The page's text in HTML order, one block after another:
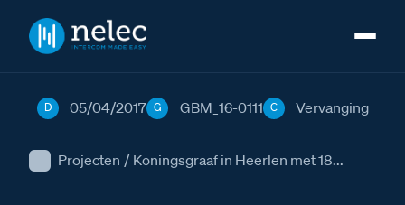
Projecten / Koningsgraaf in Heerlen met 18...
D 05/04/2017 G GBM_16-0111 C Vervanging